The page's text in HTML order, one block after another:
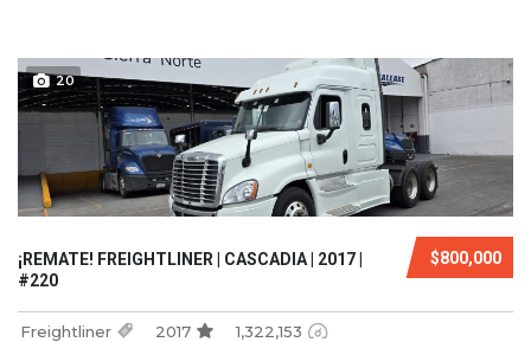
20
$800,000
¡REMATE! FREIGHTLINER | CASCADIA | 2017 |
#220
Freightliner 2017 1,322,153